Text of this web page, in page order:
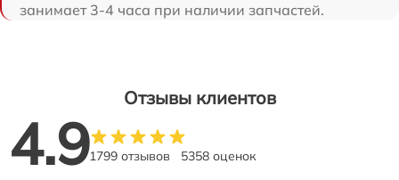
занимает 3-4 часа при наличии запчастей.
Отзывы клиентов
4.91799 отзывов 5358 оценок